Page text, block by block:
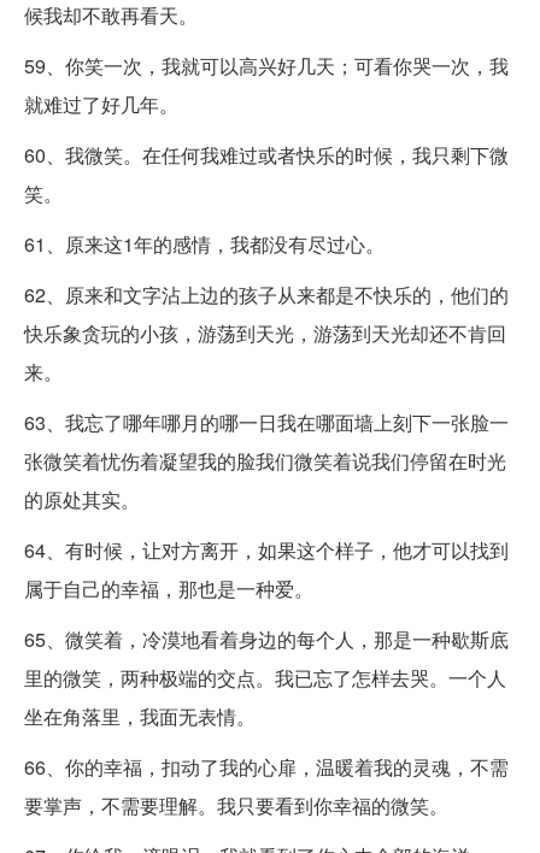
候我却不敢再看天。
59、你笑一次，我就可以高兴好几天；可看你哭一次，我
就难过了好几年。
60、我微笑。在任何我难过或者快乐的时候，我只剩下微
笑。
61、原来这1年的感情，我都没有尽过心。
62、原来和文字沾上边的孩子从来都是不快乐的，他们的
快乐象贪玩的小孩，游荡到天光，游荡到天光却还不肯回
来。
63、我忘了哪年哪月的哪一日我在哪面墙上刻下一张脸一
张微笑着忧伤着凝望我的脸我们微笑着说我们停留在时光
的原处其实。
64、有时候，让对方离开，如果这个样子，他才可以找到
属于自己的幸福，那也是一种爱。
65、微笑着，冷漠地看着身边的每个人，那是一种歇斯底
里的微笑，两种极端的交点。我已忘了怎样去哭。一个人
坐在角落里，我面无表情。
66、你的幸福，扣动了我的心扉，温暖着我的灵魂，不需
要掌声，不需要理解。我只要看到你幸福的微笑。